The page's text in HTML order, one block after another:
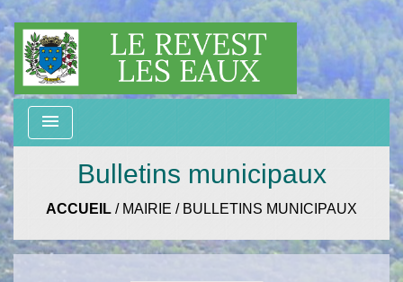
menu
Bulletins municipaux
ACCUEIL / MAIRIE / BULLETINS MUNICIPAUX